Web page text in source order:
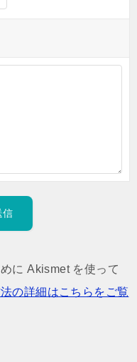
に Akismet を使って
の詳細はこちらをご覧